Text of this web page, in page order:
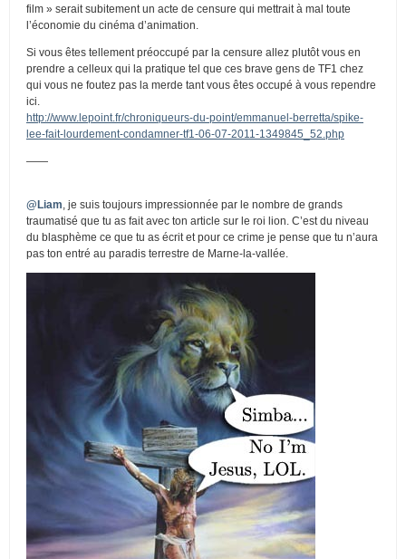
film » serait subitement un acte de censure qui mettrait à mal toute
l’économie du cinéma d’animation.
Si vous êtes tellement préoccupé par la censure allez plutôt vous en
prendre a celleux qui la pratique tel que ces brave gens de TF1 chez
qui vous ne foutez pas la merde tant vous êtes occupé à vous rependre
ici.
http://www.lepoint.fr/chroniqueurs-du-point/emmanuel-berretta/spike-
lee-fait-lourdement-condamner-tf1-06-07-2011-1349845_52.php
——
@Liam , je suis toujours impressionnée par le nombre de grands
traumatisé que tu as fait avec ton article sur le roi lion. C’est du niveau
du blasphème ce que tu as écrit et pour ce crime je pense que tu n’aura
pas ton entré au paradis terrestre de Marne-la-vallée.